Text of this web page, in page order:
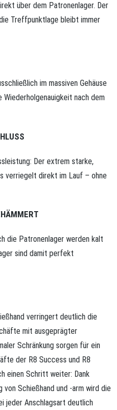
über dem Patronenlager. Der
Treffpunktlage bleibt immer
im massiven Gehäuse
nach dem
Der extrem starke,
verriegelt direkt im Lauf – ohne
die Patronenlager werden kalt
sind damit perfekt
verringert deutlich die
mit ausgeprägter
Schränkung sorgen für ein
der R8 Success und R8
einen Schritt weiter: Dank
Schießhand und -arm wird die
jeder Anschlagsart deutlich